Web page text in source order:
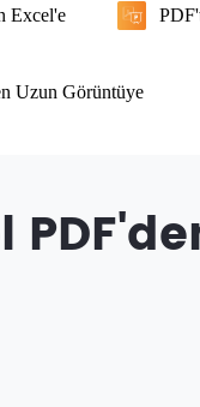
Excel'e
Uzun Görüntüye